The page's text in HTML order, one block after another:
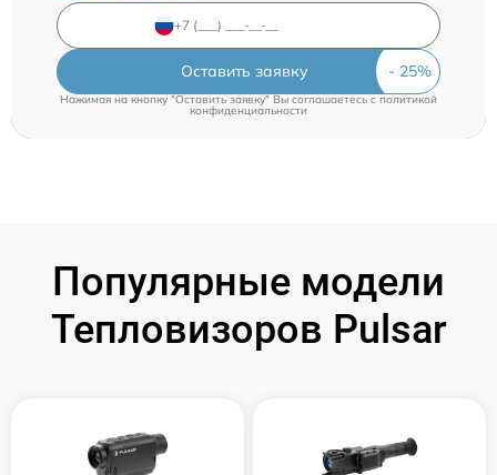
Оставить заявку
Нажимая на кнопку "Оставить заявку" Вы соглашаетесь cполитикой
конфиденциальности
Популярные модели
Тепловизоров Pulsar